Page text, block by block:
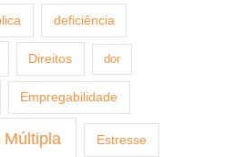
deficiência
Direitos dor
Empregabilidade
Múltipla Estresse